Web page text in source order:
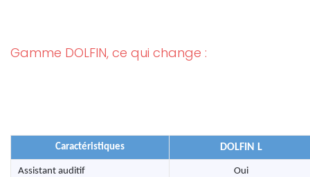
Gamme DOLFIN, ce qui change :
Caractéristiques DOLFIN L
Assistant auditif Oui